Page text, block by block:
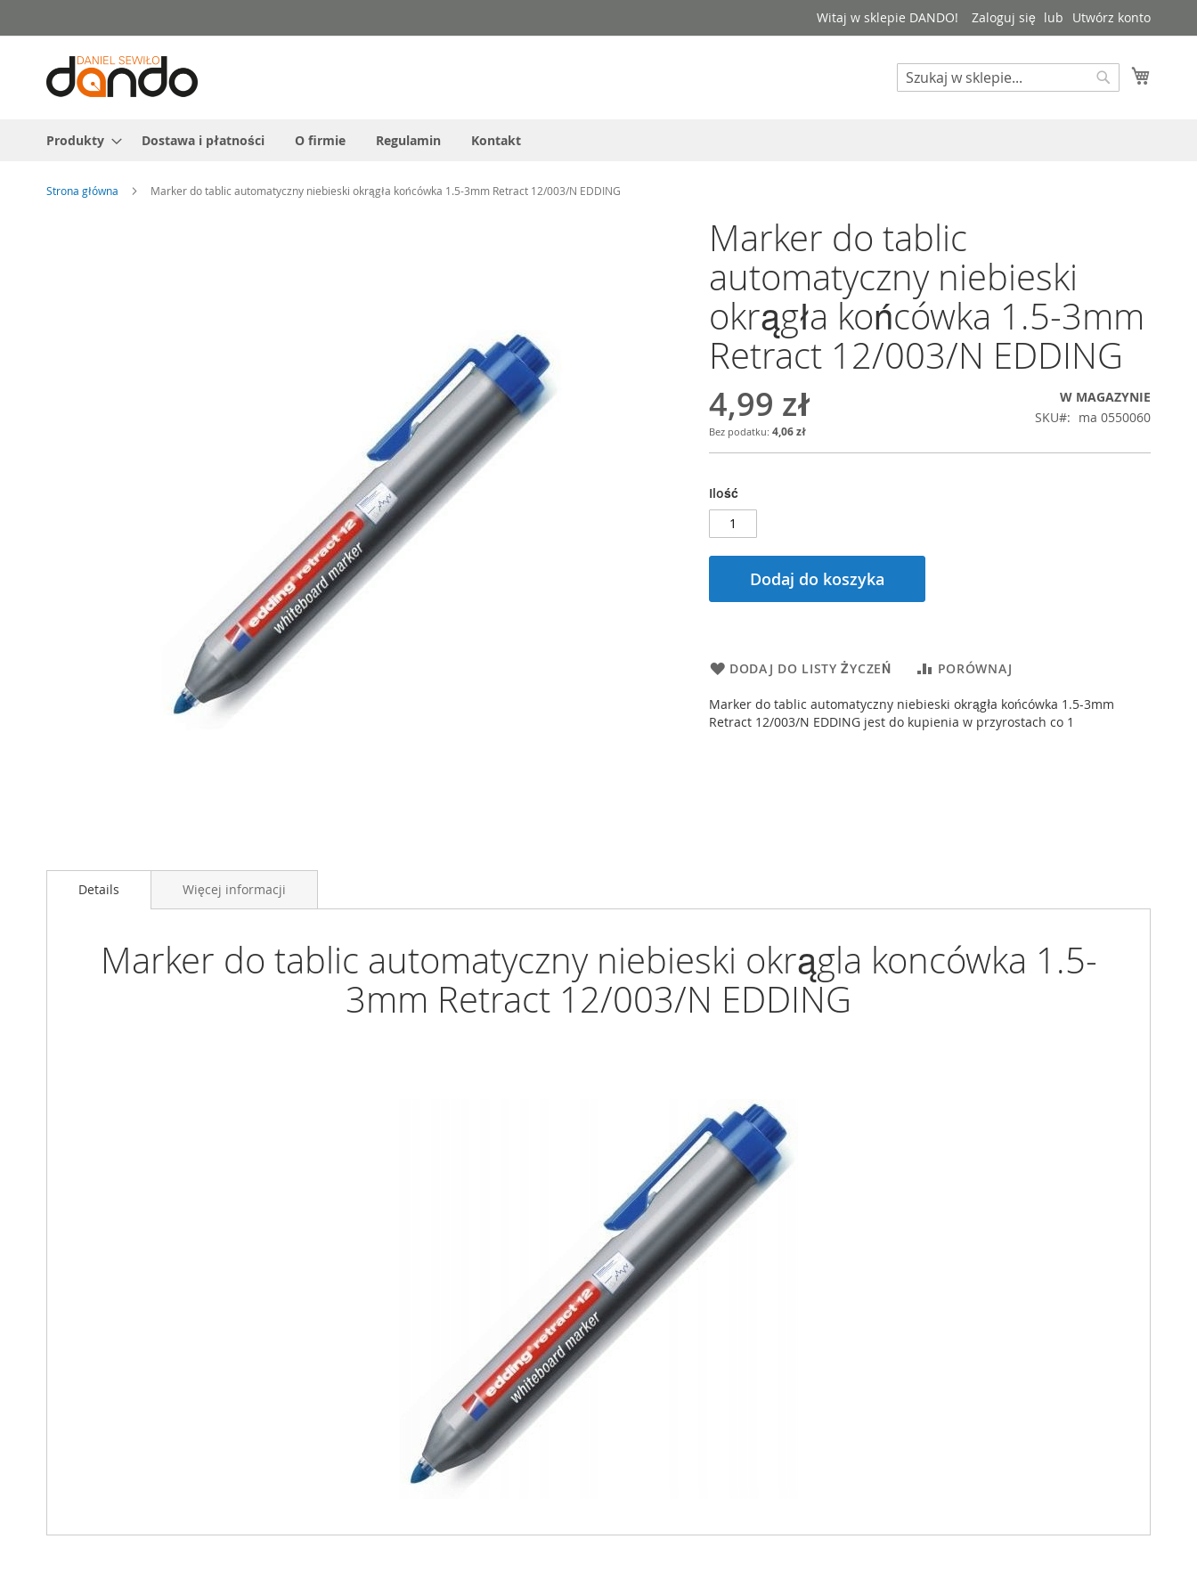
do
treści
Witaj w sklepie DANDO! Zaloguj się Utwórz konto
Search
Produkty Dostawa i płatności O firmie Regulamin Kontakt
Strona główna Marker do tablic automatyczny niebieski okrągła końcówka 1.5-3mm Retract 12/003/N EDDING
na
początek
Marker do tablic
automatyczny niebieski
okrągła końcówka 1.5-3mm
Retract 12/003/N EDDING
4,99 zł
4,06 zł
W MAGAZYNIE
SKU
ma 0550060
Ilość
Dodaj do koszyka
DODAJ DO LISTY ŻYCZEŃ PORÓWNAJ
Marker do tablic automatyczny niebieski okrągła końcówka 1.5-3mm
Retract 12/003/N EDDING jest do kupienia w przyrostach co 1
Details
Marker do tablic automatyczny niebieski okrągla koncówka 1.5-
3mm Retract 12/003/N EDDING
Więcej informacji